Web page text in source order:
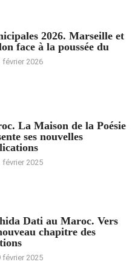
2026. Marseille et
face à la poussée du
février 2026
La Maison de la Poésie
ses nouvelles
février 2025
Dati au Maroc. Vers
chapitre des
février 2025